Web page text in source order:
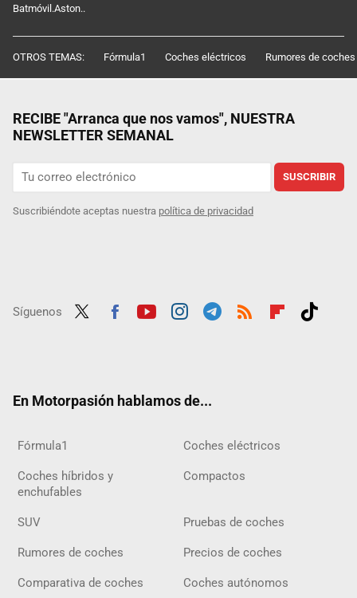
Batmóvil.Aston..
OTROS TEMAS: Fórmula1 Coches eléctricos Rumores de coches
RECIBE "Arranca que nos vamos", NUESTRA
NEWSLETTER SEMANAL
SUSCRIBIR
Suscribiéndote aceptas nuestra política de privacidad
Síguenos
En Motorpasión hablamos de...
Fórmula1 Coches eléctricos
Coches híbridos y
enchufables
Compactos
SUV Pruebas de coches
Rumores de coches Precios de coches
Comparativa de coches Coches autónomos